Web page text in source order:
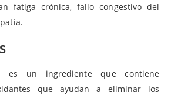
fatiga crónica, fallo congestivo del
es un ingrediente que contiene
que ayudan a eliminar los